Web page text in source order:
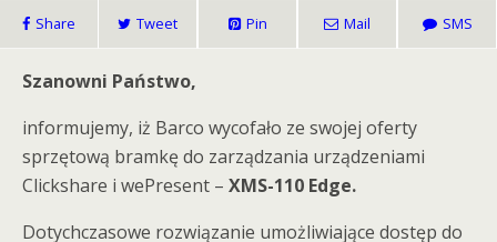
Share Tweet Pin Mail SMS
Szanowni Państwo,
informujemy, iż Barco wycofało ze swojej oferty
sprzętową bramkę do zarządzania urządzeniami
Clickshare i wePresent – XMS-110 Edge.
Dotychczasowe rozwiązanie umożliwiające dostęp do